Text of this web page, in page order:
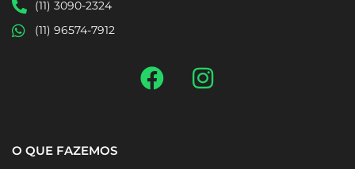
contato@porsaniconsultoria.com.br
(11) 3090-2324